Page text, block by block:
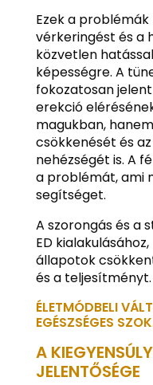
Ezek a
vérkeringést és a
közvetlen
képességre. A
fokozatosan
erekció
magukban,
csökkenését és
nehézségét is. A
a problémát, ami
segítséget.
A szorongás és a
ED
állapotok
és a teljesítményt.
ÉLETMÓDBELI
EGÉSZSÉGES
A
JELENTŐSÉGE